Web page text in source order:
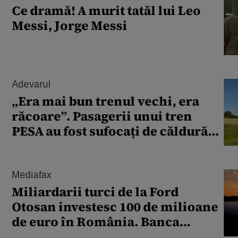
Ce dramă! A murit tatăl lui Leo
Messi, Jorge Messi
Adevarul
„Era mai bun trenul vechi, era
răcoare”. Pasagerii unui tren
PESA au fost sufocați de căldură
Mediafax
Miliardarii turci de la Ford
Otosan investesc 100 de milioane
de euro în România. Banca